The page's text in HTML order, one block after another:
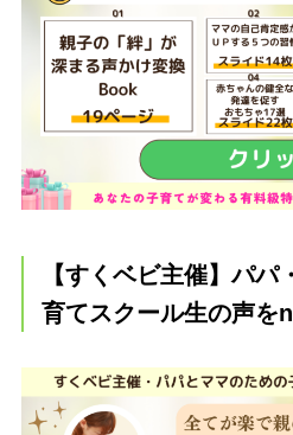
【すくベビ主催】パ
育てスクール生の声を